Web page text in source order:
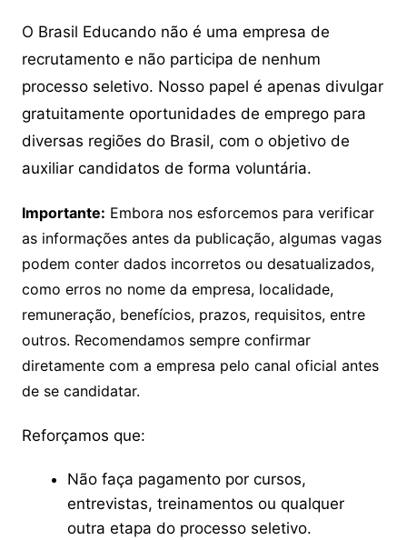
O Brasil Educando não é uma empresa de
recrutamento e não participa de nenhum
processo seletivo. Nosso papel é apenas divulgar
gratuitamente oportunidades de emprego para
diversas regiões do Brasil, com o objetivo de
auxiliar candidatos de forma voluntária.
Importante: Embora nos esforcemos para verificar
as informações antes da publicação, algumas vagas
podem conter dados incorretos ou desatualizados,
como erros no nome da empresa, localidade,
remuneração, benefícios, prazos, requisitos, entre
outros. Recomendamos sempre confirmar
diretamente com a empresa pelo canal oficial antes
de se candidatar.
Reforçamos que:
Não faça pagamento por cursos,
entrevistas, treinamentos ou qualquer
outra etapa do processo seletivo.